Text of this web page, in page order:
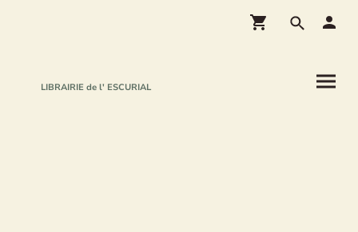
LIBRAIRIE de l' ESCURIAL